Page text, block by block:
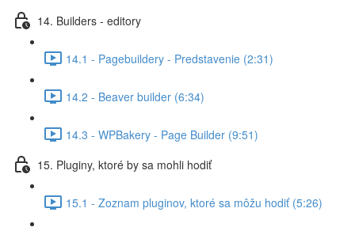
14. Builders - editory
14.1 - Pagebuildery - Predstavenie (2:31)
14.2 - Beaver builder (6:34)
14.3 - WPBakery - Page Builder (9:51)
15. Pluginy, ktoré by sa mohli hodiť
15.1 - Zoznam pluginov, ktoré sa môžu hodiť (5:26)